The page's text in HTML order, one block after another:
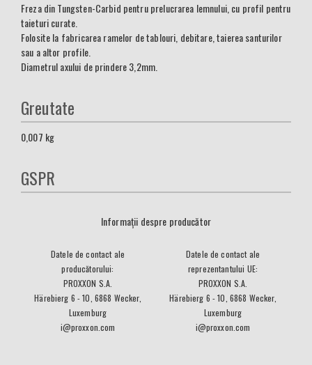
Freza din Tungsten-Carbid pentru prelucrarea lemnului, cu profil pentru
taieturi curate.
Folosite la fabricarea ramelor de tablouri, debitare, taierea santurilor
sau a altor profile.
Diametrul axului de prindere 3,2mm.
Greutate
0,007 kg
GSPR
Informații despre producător
Datele de contact ale
producătorului:
PROXXON S.A.
Härebierg 6 - 10, 6868 Wecker,
Luxemburg
i@proxxon.com
Datele de contact ale
reprezentantului UE:
PROXXON S.A.
Härebierg 6 - 10, 6868 Wecker,
Luxemburg
i@proxxon.com